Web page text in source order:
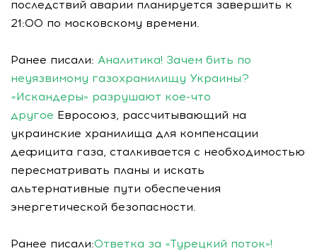
последствий аварии планируется завершить к
21:00 по московскому времени.
Ранее писали: Аналитика! Зачем бить по
неуязвимому газохранилищу Украины?
«Искандеры» разрушают кое-что
другое Евросоюз, рассчитывающий на
украинские хранилища для компенсации
дефицита газа, сталкивается с необходимостью
пересматривать планы и искать
альтернативные пути обеспечения
энергетической безопасности.
Ранее писали:Ответка за «Турецкий поток»!